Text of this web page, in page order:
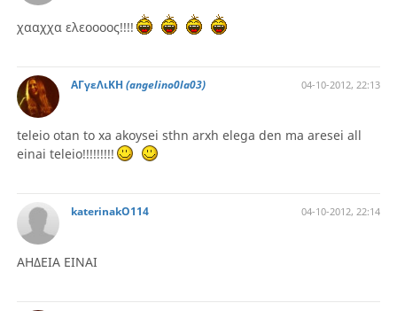
χααχχα ελεοοοος!!!!
ΑΓγεΛιΚΗ (angelino0la03) 04-10-2012, 22:13
teleio otan to xa akoysei sthn arxh elega den ma aresei all
einai teleio!!!!!!!!!
katerinakO114 04-10-2012, 22:14
ΑΗΔΕΙΑ ΕΙΝΑΙ